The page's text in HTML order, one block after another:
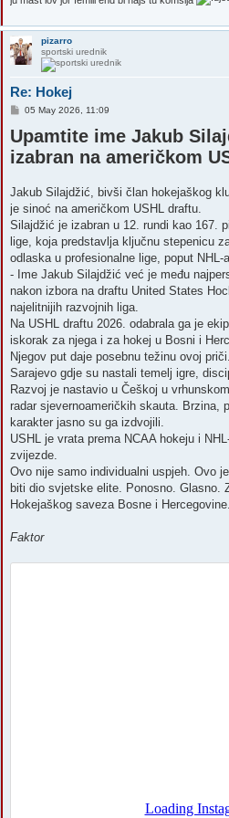
pizarro
sportski urednik
Re: Hokej
P
s
t
05 May 2026, 11:09
Upamtite ime Jakub
izabran na američkom
Jakub Silajdžić, bivši član hokejaškog
je sinoć na američkom USHL draftu.
Silajdžić je izabran u 12. rundi kao 167.
lige, koja predstavlja ključnu stepenicu
odlaska u profesionalne lige, poput NHL-a.
- Ime Jakub Silajdžić već je među
nakon izbora na draftu United States
najelitnijih razvojnih liga.
Na USHL draftu 2026. odabrala ga je
iskorak za njega i za hokej u Bosni i
Njegov put daje posebnu težinu ovoj
Sarajevo gdje su nastali temelj igre,
Razvoj je nastavio u Češkoj u
radar sjevernoameričkih skauta. Brzina,
karakter jasno su ga izdvojili.
USHL je vrata prema NCAA hokeju i
zvijezde.
Ovo nije samo individualni uspjeh. Ovo
biti dio svjetske elite. Ponosno. Glasno.
Hokejaškog saveza Bosne i Hercegovine.
Faktor